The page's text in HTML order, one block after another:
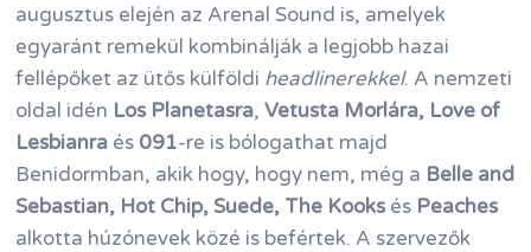
augusztus elején az Arenal Sound is, amelyek
egyaránt remekül kombinálják a legjobb hazai
fellépőket az ütős külföldi headlinerekkel. A nemzeti
oldal idén Los Planetasra,Vetusta Morlára, Love of
Lesbianra és 091-re is bólogathat majd
Benidormban, akik hogy, hogy nem, még a Belle and
Sebastian, Hot Chip, Suede, The Kooks és Peaches
alkotta húzónevek közé is befértek. A szervezők